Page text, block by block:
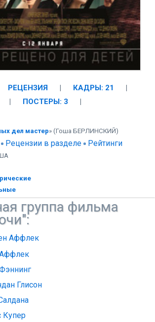
РЕЦЕНЗИЯ | КАДРЫ: 21
|
| ПОСТЕРЫ: 3
|
дел мастер» (Гоша БЕРЛИНСКИЙ)
Рецензии в разделе Рейтинги
группа фильма
Аффлек
Глисон
Купер